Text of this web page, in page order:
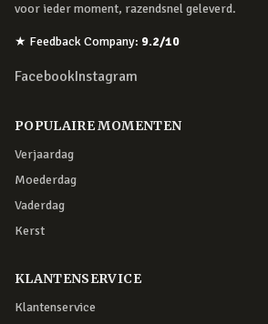
voor ieder moment, razendsnel geleverd.
★ Feedback Company: 9.2/10
FacebookInstagram
POPULAIRE MOMENTEN
Verjaardag
Moederdag
Vaderdag
Kerst
KLANTENSERVICE
Klantenservice